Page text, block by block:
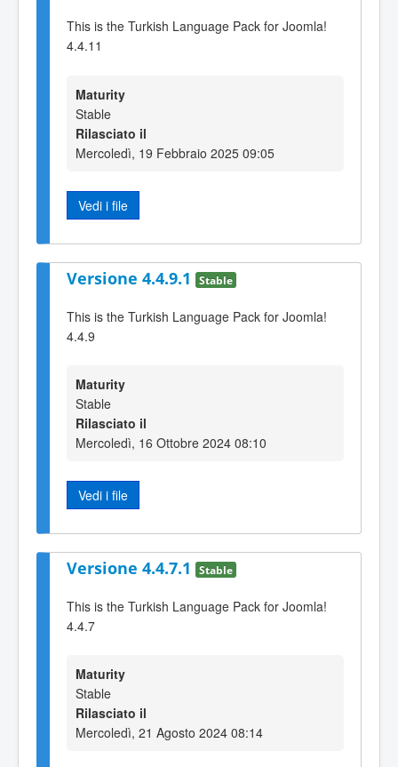
This is the Turkish Language Pack for Joomla!
4.4.11
Maturity
Stable
Rilasciato il
Mercoledì, 19 Febbraio 2025 09:05
Vedi i file
Versione 4.4.9.1 Stable
This is the Turkish Language Pack for Joomla!
4.4.9
Maturity
Stable
Rilasciato il
Mercoledì, 16 Ottobre 2024 08:10
Vedi i file
Versione 4.4.7.1 Stable
This is the Turkish Language Pack for Joomla!
4.4.7
Maturity
Stable
Rilasciato il
Mercoledì, 21 Agosto 2024 08:14